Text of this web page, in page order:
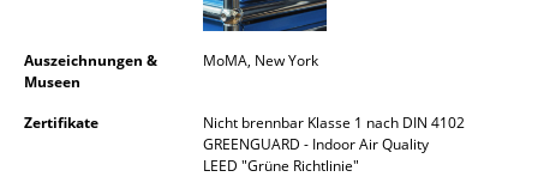
Wohnzimmer
Esszimmer
Auszeichnungen &
Museen
MoMA, New York
Zertifikate
Nicht brennbar Klasse 1 nach DIN 4102
GREENGUARD - Indoor Air Quality
LEED "Grüne Richtlinie"